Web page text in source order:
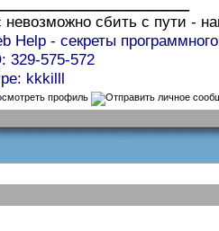
невозможно сбить с пути -
Help - секреты
329-575-572
kkkilll